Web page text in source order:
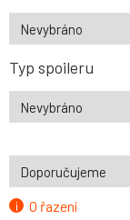
Typ spoileru
O řazení